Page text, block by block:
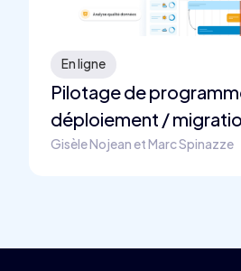
En ligne
Pilotage de
déploiement /
Gisèle Nojean et Marc Spinazze